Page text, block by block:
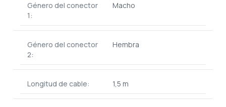
Género del conector
1:
Macho
Género del conector
2:
Hembra
Longitud de cable: 1,5 m